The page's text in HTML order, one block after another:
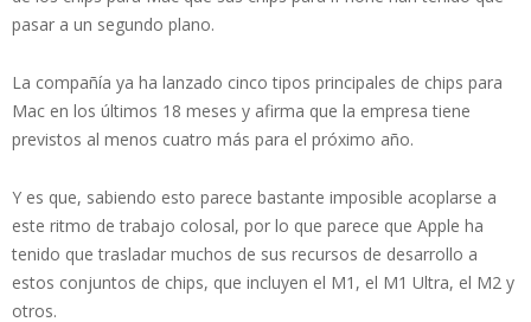
pasar a un segundo plano.
La compañía ya ha lanzado cinco tipos principales de chips para
Mac en los últimos 18 meses y afirma que la empresa tiene
previstos al menos cuatro más para el próximo año.
Y es que, sabiendo esto parece bastante imposible acoplarse a
este ritmo de trabajo colosal, por lo que parece que Apple ha
tenido que trasladar muchos de sus recursos de desarrollo a
estos conjuntos de chips, que incluyen el M1, el M1 Ultra, el M2 y
otros.